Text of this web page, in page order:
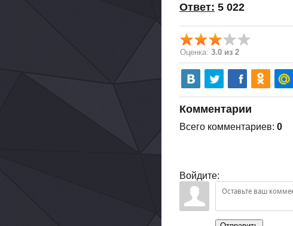
Ответ: 5 022
Оценка: 3.0 из 2
Комментарии
Всего комментариев: 0
Войдите: